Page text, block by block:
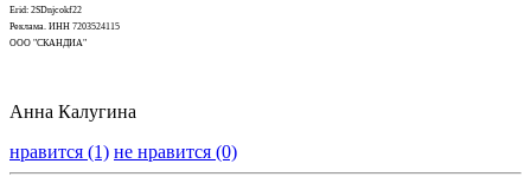
Erid: 2SDnjcokf22
Реклама. ИНН 7203524115
ООО "СКАНДИА"
Анна Калугина
нравится (1) не нравится (0)